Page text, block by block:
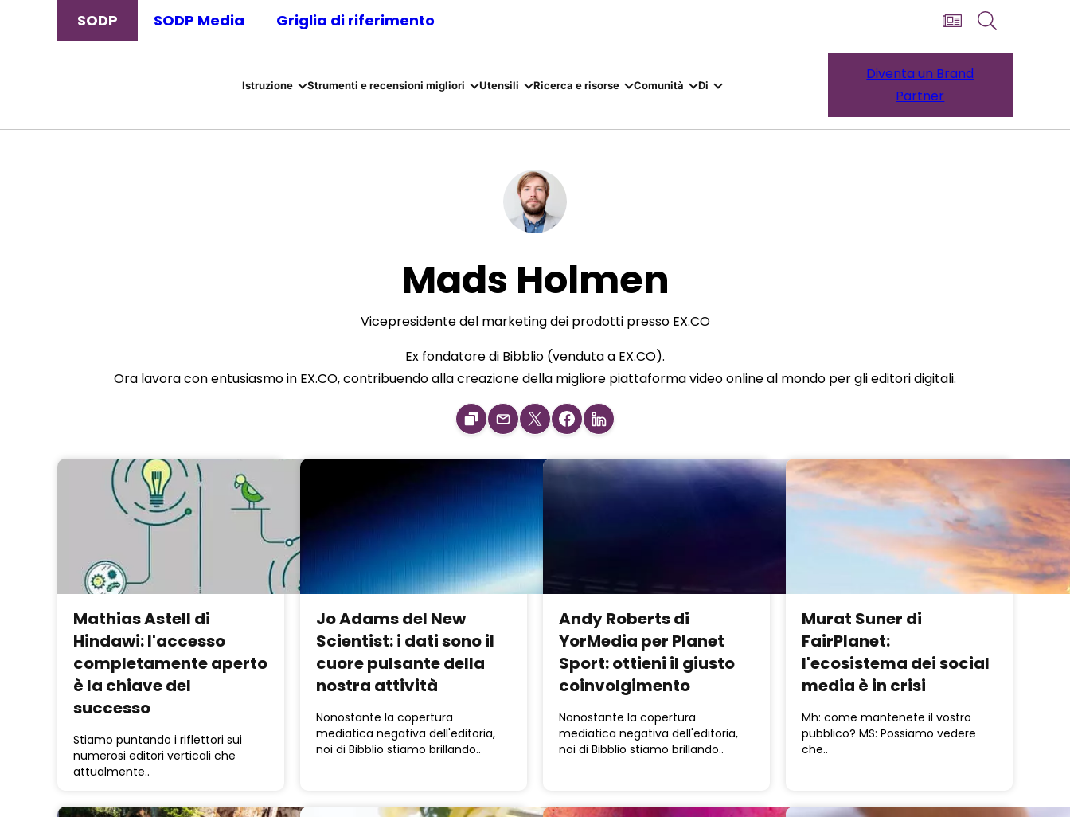
SODP SODP Media Griglia di riferimento
Istruzione Strumenti e recensioni migliori Utensili Ricerca e risorse Comunità Di
Diventa un Brand
Partner
Mads Holmen
Vicepresidente del marketing dei prodotti presso EX.CO
Ex fondatore di Bibblio (venduta a EX.CO).
Ora lavora con entusiasmo in EX.CO, contribuendo alla creazione della migliore piattaforma video online al mondo per gli editori digitali.
Mathias Astell di
Hindawi: l'accesso
completamente aperto
è la chiave del
successo
Stiamo puntando i riflettori sui
numerosi editori verticali che
attualmente..
Jo Adams del New
Scientist: i dati sono il
cuore pulsante della
nostra attività
Nonostante la copertura
mediatica negativa dell'editoria,
noi di Bibblio stiamo brillando..
Andy Roberts di
YorMedia per Planet
Sport: ottieni il giusto
coinvolgimento
Nonostante la copertura
mediatica negativa dell'editoria,
noi di Bibblio stiamo brillando..
Murat Suner di
FairPlanet:
l'ecosistema dei social
media è in crisi
Mh: come mantenete il vostro
pubblico? MS: Possiamo vedere
che..